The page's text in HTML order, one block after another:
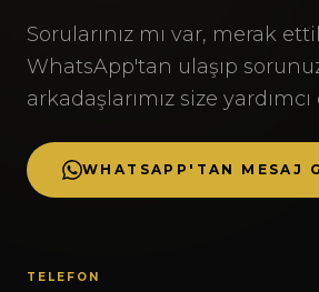
Sorularınız mı var, merak
WhatsApp'tan ulaşıp
arkadaşlarımız size
WHATSAPP'TAN MESAJ
TELEFON